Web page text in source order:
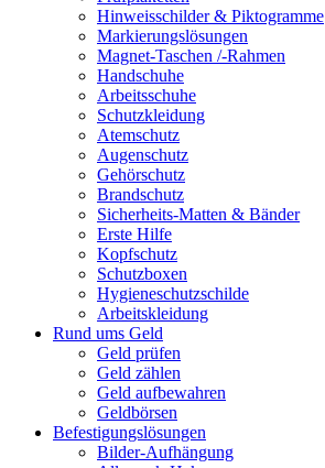
Hinweisschilder & Piktogramme
Markierungslösungen
Magnet-Taschen /-Rahmen
Handschuhe
Arbeitsschuhe
Schutzkleidung
Atemschutz
Augenschutz
Gehörschutz
Brandschutz
Sicherheits-Matten & Bänder
Erste Hilfe
Kopfschutz
Schutzboxen
Hygieneschutzschilde
Arbeitskleidung
Rund ums Geld
Geld prüfen
Geld zählen
Geld aufbewahren
Geldbörsen
Befestigungslösungen
Bilder-Aufhängung